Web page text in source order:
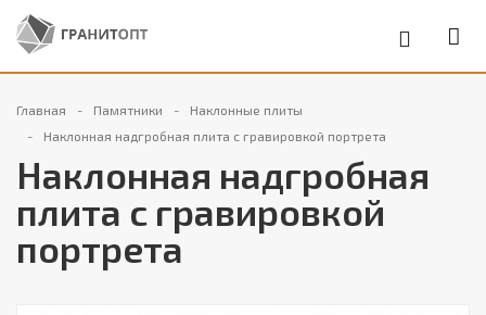
Главная Памятники
Наклонные плиты
Наклонная надгробная плита с гравировкой портрета
Наклонная надгробная
плита с гравировкой
портрета